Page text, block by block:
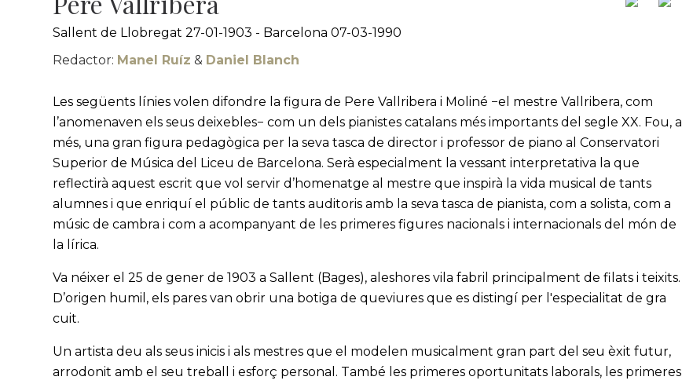
Sallent de Llobregat 27-01-1903 - Barcelona 07-03-1990
Redactor: Manel Ruíz & Daniel Blanch
Les següents línies volen difondre la figura de Pere Vallribera i Moliné −el mestre Vallribera, com
l’anomenaven els seus deixebles− com un dels pianistes catalans més importants del segle XX. Fou, a
més, una gran figura pedagògica per la seva tasca de director i professor de piano al Conservatori
Superior de Música del Liceu de Barcelona. Serà especialment la vessant interpretativa la que
reflectirà aquest escrit que vol servir d’homenatge al mestre que inspirà la vida musical de tants
alumnes i que enriquí el públic de tants auditoris amb la seva tasca de pianista, com a solista, com a
músic de cambra i com a acompanyant de les primeres figures nacionals i internacionals del món de
la lírica.
Va néixer el 25 de gener de 1903 a Sallent (Bages), aleshores vila fabril principalment de filats i teixits.
D’origen humil, els pares van obrir una botiga de queviures que es distingí per l'especialitat de gra
cuit.
Un artista deu als seus inicis i als mestres que el modelen musicalment gran part del seu èxit futur,
arrodonit amb el seu treball i esforç personal. També les primeres oportunitats laborals, les primeres